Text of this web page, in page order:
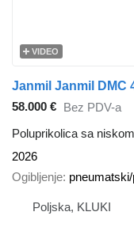
VIDEO
58.000 € Bez PDV-a
Poluprikolica sa
2026
Ogibljenje
Poljska, KLUKI